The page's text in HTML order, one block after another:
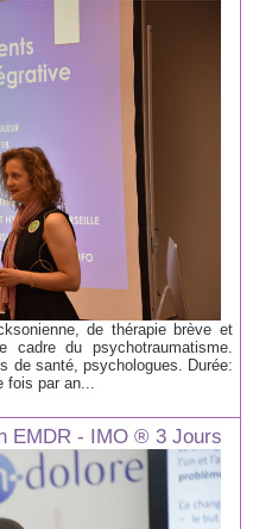
de thérapie brève et
cadre du psychotraumatisme.
de santé, psychologues. Durée:
fois par an...
EMDR - IMO ® 3 Jours